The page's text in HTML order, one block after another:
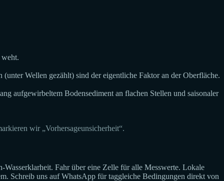
Wellen gezählt) sind der eigentliche Faktor an der Oberfläche.
aufgewirbeltem Bodensediment an flachen Stellen und saisonaler
wir „Vorhersageunsicherheit“.
Fahr über eine Zelle für alle Messwerte. Lokale
Schreib uns auf WhatsApp für taggleiche Bedingungen direkt von